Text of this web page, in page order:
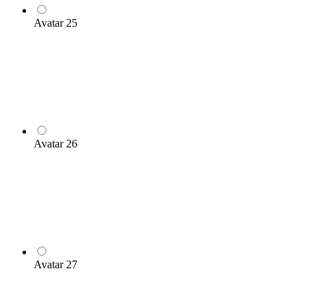
Avatar 25
Avatar 26
Avatar 27